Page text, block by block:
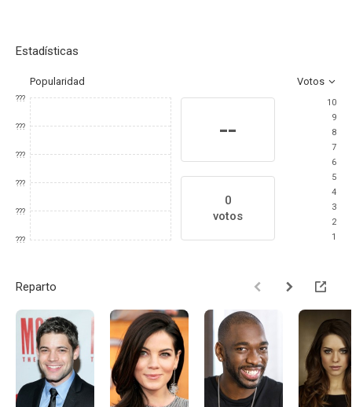
Estadísticas
Popularidad Votos
???
???
???
???
???
???
--
0
votos
10
9
8
7
6
5
4
3
2
1
Reparto